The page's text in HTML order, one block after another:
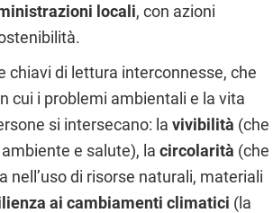
locali, con azioni
chiavi di lettura interconnesse, che
cui i problemi ambientali e la vita
si intersecano: la vivibilità (che
e salute), la circolarità (che
nell’uso di risorse naturali, materiali
ai cambiamenti climatici (la